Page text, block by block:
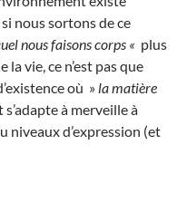
si nous sortons de ce
nous faisons corps « plus
vie, ce n’est pas que
où » la matière
à merveille à
niveaux d’expression (et